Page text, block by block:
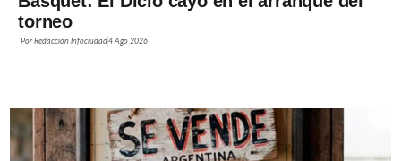
torneo
PorRedacción Infociudad4 Ago 2026